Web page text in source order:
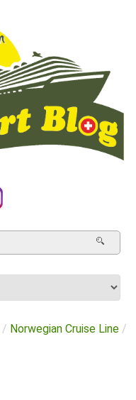
/ Norwegian Cruise Line /